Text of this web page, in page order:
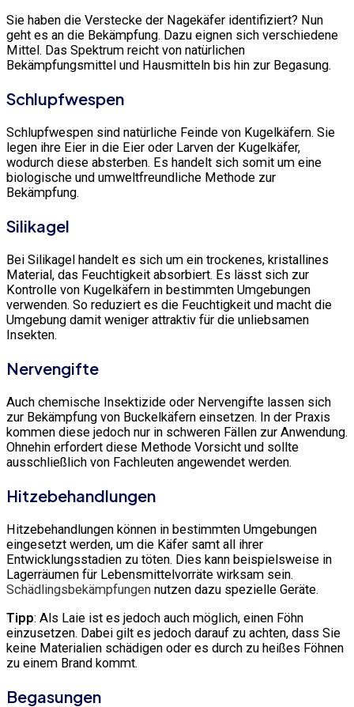
Sie haben die Verstecke der Nagekäfer identifiziert? Nun
geht es an die Bekämpfung. Dazu eignen sich verschiedene
Mittel. Das Spektrum reicht von natürlichen
Bekämpfungsmittel und Hausmitteln bis hin zur Begasung.
Schlupfwespen
Schlupfwespen sind natürliche Feinde von Kugelkäfern. Sie
legen ihre Eier in die Eier oder Larven der Kugelkäfer,
wodurch diese absterben. Es handelt sich somit um eine
biologische und umweltfreundliche Methode zur
Bekämpfung.
Silikagel
Bei Silikagel handelt es sich um ein trockenes, kristallines
Material, das Feuchtigkeit absorbiert. Es lässt sich zur
Kontrolle von Kugelkäfern in bestimmten Umgebungen
verwenden. So reduziert es die Feuchtigkeit und macht die
Umgebung damit weniger attraktiv für die unliebsamen
Insekten.
Nervengifte
Auch chemische Insektizide oder Nervengifte lassen sich
zur Bekämpfung von Buckelkäfern einsetzen. In der Praxis
kommen diese jedoch nur in schweren Fällen zur Anwendung.
Ohnehin erfordert diese Methode Vorsicht und sollte
ausschließlich von Fachleuten angewendet werden.
Hitzebehandlungen
Hitzebehandlungen können in bestimmten Umgebungen
eingesetzt werden, um die Käfer samt all ihrer
Entwicklungsstadien zu töten. Dies kann beispielsweise in
Lagerräumen für Lebensmittelvorräte wirksam sein.
Schädlingsbekämpfungen nutzen dazu spezielle Geräte.
Tipp: Als Laie ist es jedoch auch möglich, einen Föhn
einzusetzen. Dabei gilt es jedoch darauf zu achten, dass Sie
keine Materialien schädigen oder es durch zu heißes Föhnen
zu einem Brand kommt.
Begasungen